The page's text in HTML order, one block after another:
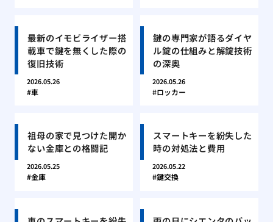
最新のイモビライザー搭
載車で鍵を無くした際の
復旧技術
2026.05.26
車
鍵の専門家が語るダイヤ
ル錠の仕組みと解錠技術
の深奥
2026.05.26
ロッカー
祖母の家で見つけた開か
ない金庫との格闘記
2026.05.25
金庫
スマートキーを紛失した
時の対処法と費用
2026.05.22
鍵交換